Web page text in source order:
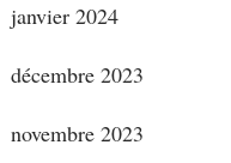
janvier 2024
décembre 2023
novembre 2023